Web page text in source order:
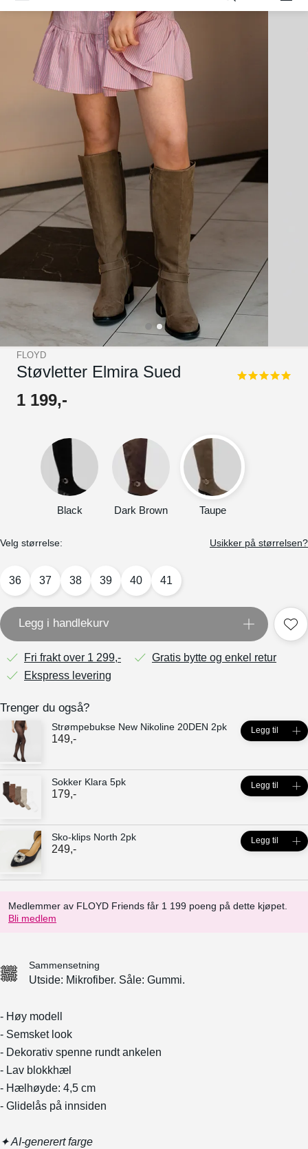
FLOYD
Støvletter Elmira Sued
5.0
1 199,-
Black Dark Brown Taupe
Velg størrelse: Usikker på størrelsen?
36 37 38 39 40 41
Legg i handlekurv
Fri frakt over 1 299,-
Gratis bytte og enkel retur
Ekspress levering
Medlemmer av FLOYD Friends får 1 199 poeng på dette kjøpet.
Bli medlem
Trenger du også?
Strømpebukse New Nikoline 20DEN 2pk
149,-
Legg til
Sokker Klara 5pk
179,-
Legg til
Sko-klips North 2pk
249,-
Legg til
Sammensetning
Utside: Mikrofiber. Såle: Gummi.
- Høy modell
- Semsket look
- Dekorativ spenne rundt ankelen
- Lav blokkhæl
- Hælhøyde: 4,5 cm
- Glidelås på innsiden
✦ AI-generert farge